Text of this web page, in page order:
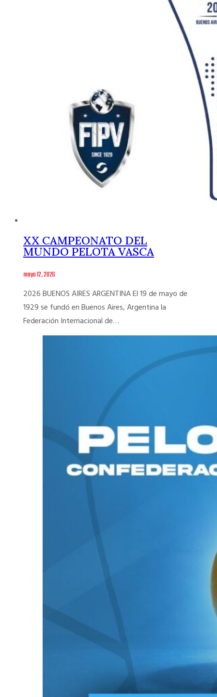
XX CAMPEONATO DEL
MUNDO PELOTA VASCA
mayo 12, 2026
2026 BUENOS AIRES ARGENTINA El 19 de mayo de
1929 se fundó en Buenos Aires, Argentina la
Federación Internacional de…